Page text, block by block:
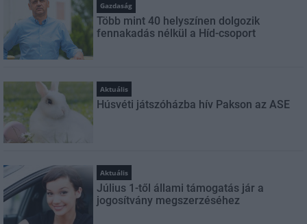
Gazdaság
Több mint 40 helyszínen dolgozik
fennakadás nélkül a Híd-csoport
Aktuális
Húsvéti játszóházba hív Pakson az ASE
Aktuális
Július 1-től állami támogatás jár a
jogosítvány megszerzéséhez